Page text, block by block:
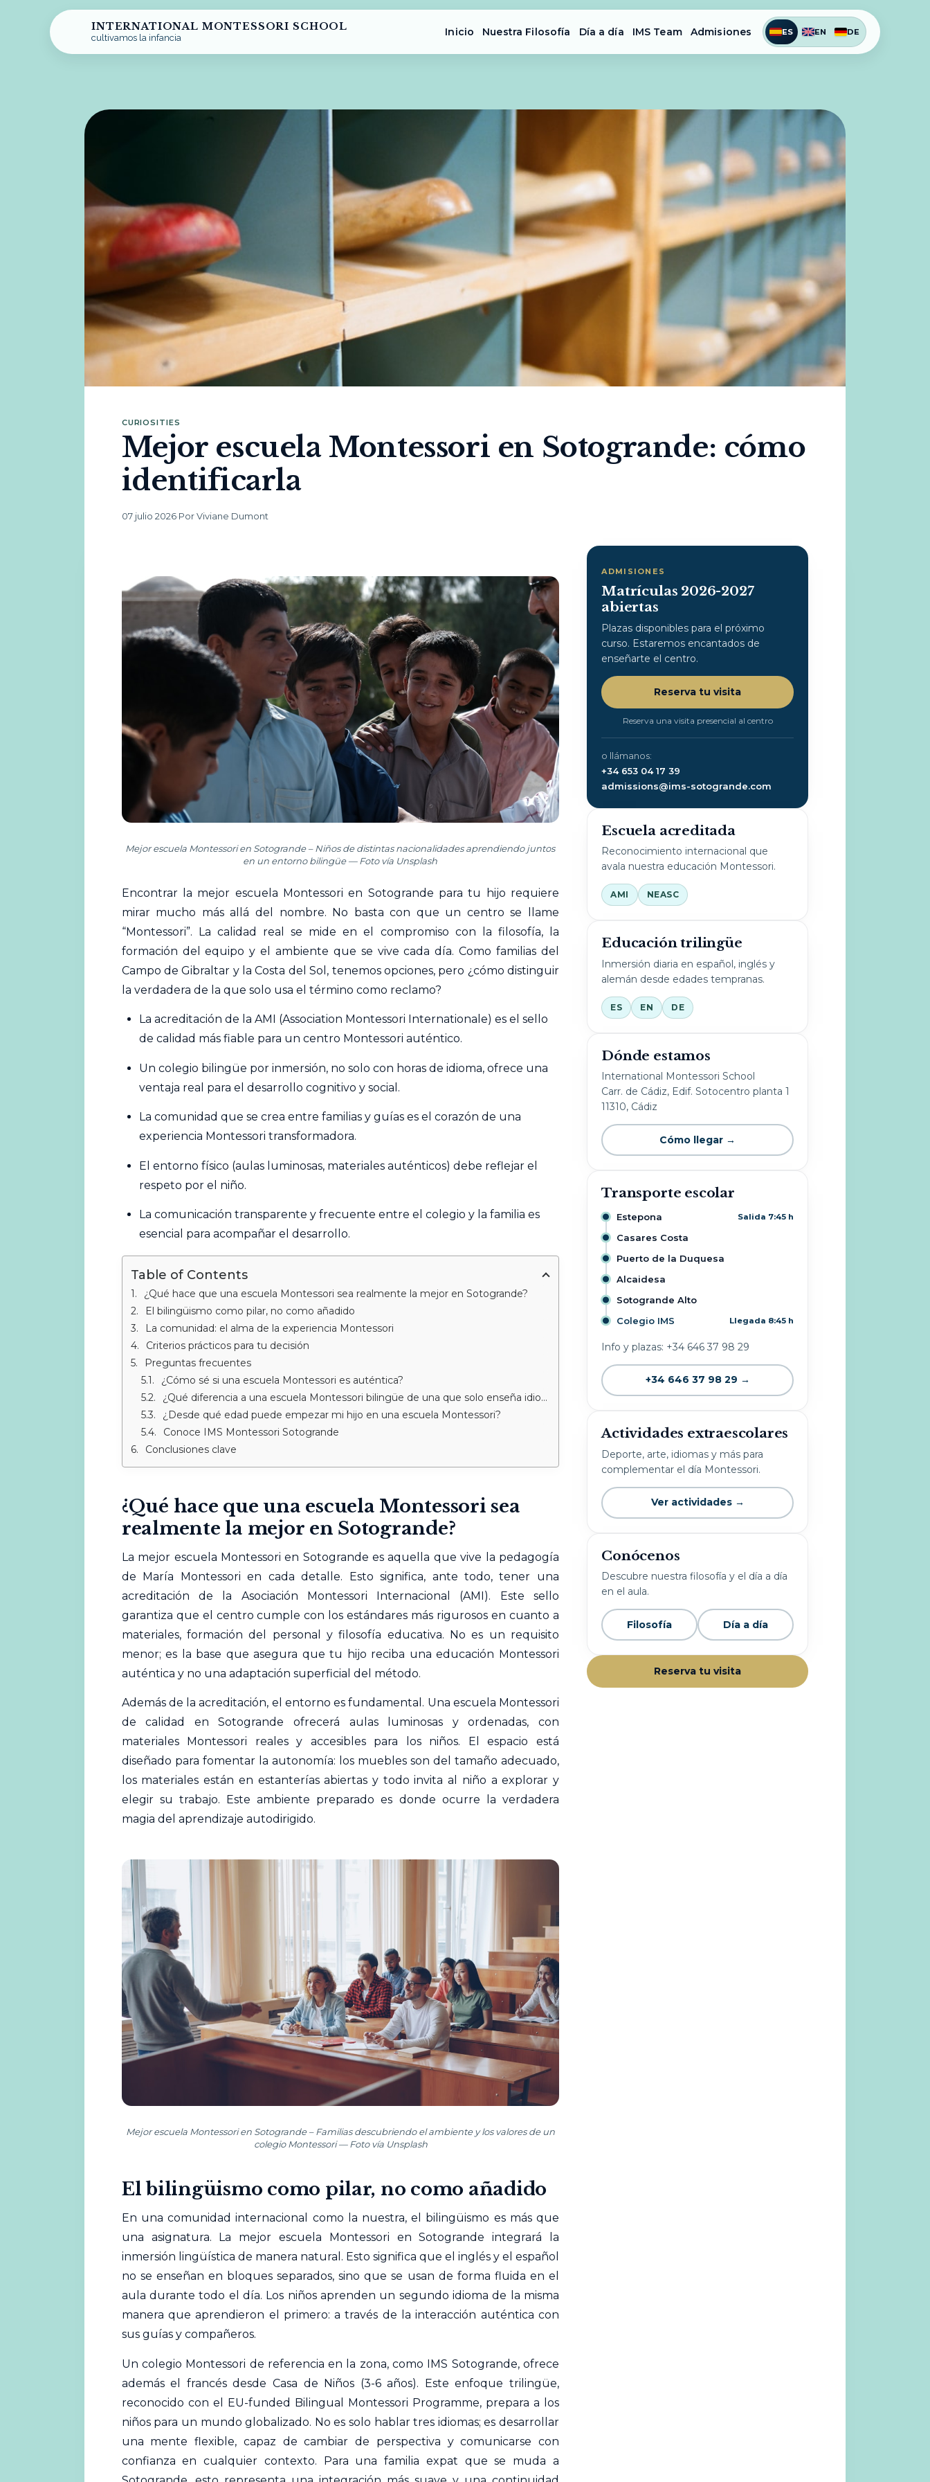
INTERNATIONAL MONTESSORI SCHOOL
cultivamos la infancia Inicio Nuestra Filosofía Día a día IMS Team Admisiones ES EN DE
CURIOSITIES
Mejor escuela Montessori en Sotogrande: cómo
identificarla
07 julio 2026·Por Viviane Dumont
Mejor escuela Montessori en Sotogrande – Niños de distintas nacionalidades aprendiendo juntos
en un entorno bilingüe — Foto vía Unsplash
Encontrar la mejor escuela Montessori en Sotogrande para tu hijo requiere
mirar mucho más allá del nombre. No basta con que un centro se llame
“Montessori”. La calidad real se mide en el compromiso con la filosofía, la
formación del equipo y el ambiente que se vive cada día. Como familias del
Campo de Gibraltar y la Costa del Sol, tenemos opciones, pero ¿cómo distinguir
la verdadera de la que solo usa el término como reclamo?
La acreditación de la AMI (Association Montessori Internationale) es el sello
de calidad más fiable para un centro Montessori auténtico.
Uncolegio bilingüe por inmersión, no solo con horas de idioma, ofrece una
ventaja real para el desarrollo cognitivo y social.
La comunidad que se crea entre familias y guías es el corazón de una
experiencia Montessori transformadora.
El entorno físico (aulas luminosas, materiales auténticos) debe reflejar el
respeto por el niño.
La comunicación transparente y frecuente entre el colegio y la familia es
esencial para acompañar el desarrollo.
Table of Contents
¿Qué hace que una escuela Montessori sea realmente la mejor en Sotogrande?
El bilingüismo como pilar, no como añadido
La comunidad: el alma de la experiencia Montessori
Criterios prácticos para tu decisión
Preguntas frecuentes
¿Cómo sé si una escuela Montessori es auténtica?
¿Qué diferencia a una escuela Montessori bilingüe de una que solo enseña idiomas?
¿Desde qué edad puede empezar mi hijo en una escuela Montessori?
Conoce IMS Montessori Sotogrande
Conclusiones clave
¿Qué hace que una escuela Montessori sea
realmente la mejor en Sotogrande?
La mejor escuela Montessori en Sotogrande es aquella que vive la pedagogía
de María Montessori en cada detalle. Esto significa, ante todo, tener una
acreditación de la Asociación Montessori Internacional (AMI). Este sello
garantiza que el centro cumple con los estándares más rigurosos en cuanto a
materiales, formación del personal y filosofía educativa. No es un requisito
menor; es la base que asegura que tu hijo reciba una educación Montessori
auténtica y no una adaptación superficial del método.
Además de la acreditación, el entorno es fundamental. Una escuela Montessori
de calidad en Sotogrande ofrecerá aulas luminosas y ordenadas, con
materiales Montessori reales y accesibles para los niños. El espacio está
diseñado para fomentar la autonomía: los muebles son del tamaño adecuado,
los materiales están en estanterías abiertas y todo invita al niño a explorar y
elegir su trabajo. Este ambiente preparado es donde ocurre la verdadera
magia del aprendizaje autodirigido.
Mejor escuela Montessori en Sotogrande – Familias descubriendo el ambiente y los valores de un
colegio Montessori — Foto vía Unsplash
El bilingüismo como pilar, no como añadido
En una comunidad internacional como la nuestra, el bilingüismo es más que
una asignatura. La mejor escuela Montessori en Sotogrande integrará la
inmersión lingüística de manera natural. Esto significa que el inglés y el español
no se enseñan en bloques separados, sino que se usan de forma fluida en el
aula durante todo el día. Los niños aprenden un segundo idioma de la misma
manera que aprendieron el primero: a través de la interacción auténtica con
sus guías y compañeros.
Un colegio Montessori de referencia en la zona, como IMS Sotogrande, ofrece
además el francés desde Casa de Niños (3-6 años). Este enfoque trilingüe,
reconocido con el EU-funded Bilingual Montessori Programme, prepara a los
niños para un mundo globalizado. No es solo hablar tres idiomas; es desarrollar
una mente flexible, capaz de cambiar de perspectiva y comunicarse con
confianza en cualquier contexto. Para una familia expat que se muda a
ADMISIONES
Matrículas 2026-2027
abiertas
Plazas disponibles para el próximo
curso. Estaremos encantados de
enseñarte el centro.
Reserva tu visita
Reserva una visita presencial al centro
o llámanos:
+34 653 04 17 39
admissions@ims-sotogrande.com
Escuela acreditada
Reconocimiento internacional que
avala nuestra educación Montessori.
AMI NEASC
Educación trilingüe
Inmersión diaria en español, inglés y
alemán desde edades tempranas.
ES EN DE
Dónde estamos
International Montessori School
Carr. de Cádiz, Edif. Sotocentro planta 1
11310, Cádiz
Cómo llegar →
Transporte escolar
Estepona Salida 7:45 h
Casares Costa
Puerto de la Duquesa
Alcaidesa
Sotogrande Alto
Colegio IMS
Llegada 8:45 h
Info y plazas: +34 646 37 98 29
+34 646 37 98 29 →
Actividades extraescolares
Deporte, arte, idiomas y más para
complementar el día Montessori.
Ver actividades →
Conócenos
Descubre nuestra filosofía y el día a día
en el aula.
Filosofía Día a día
Reserva tu visita